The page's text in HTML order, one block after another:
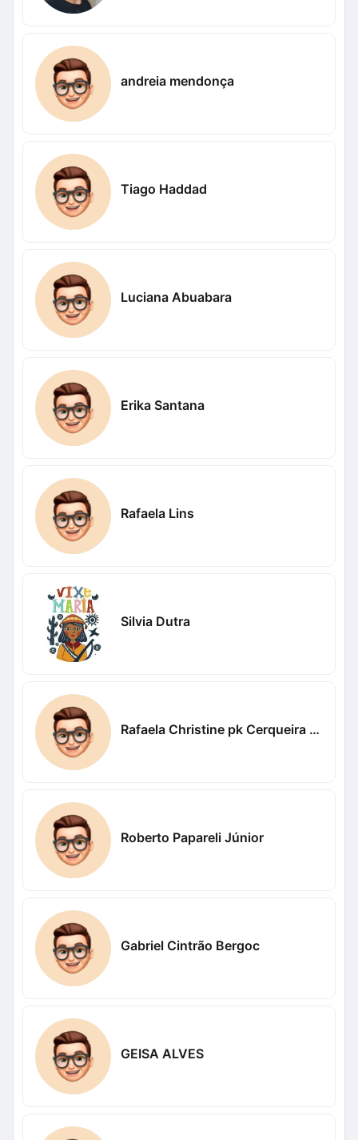
andreia mendonça
Tiago Haddad
Luciana Abuabara
Erika Santana
Rafaela Lins
Silvia Dutra
Rafaela Christine pk Cerqueira Bicalho
Roberto Papareli Júnior
Gabriel Cintrão Bergoc
GEISA ALVES